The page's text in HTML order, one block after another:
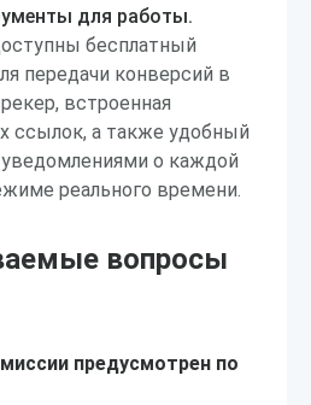
для работы.
бесплатный
передачи конверсий в
встроенная
ссылок, а также удобный
о каждой
реального времени.
вопросы
предусмотрен по